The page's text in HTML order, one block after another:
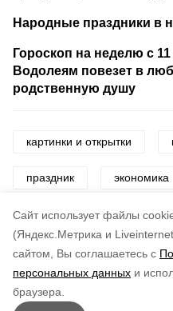
Cайт использует файлы
(Яндекс.Метрика и
сайтом, Вы соглашаетесь с
персональных данных и
браузера.
Народные праздники в
Гороскоп на неделю с
Водолеям повезет в
родственную душу
картинки и открытки
праздник экономика
экономист
по оценке
5